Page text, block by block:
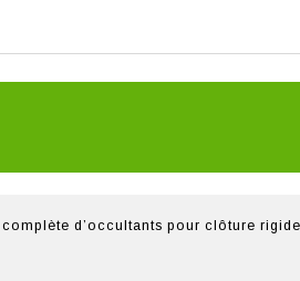
d’occultants pour clôture